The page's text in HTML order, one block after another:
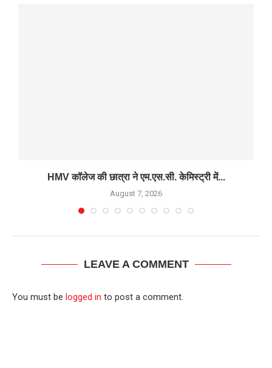
HMV कॉलेज की छात्रा ने एम.एस.सी. केमिस्ट्री में...
August 7, 2026
LEAVE A COMMENT
You must be logged in to post a comment.